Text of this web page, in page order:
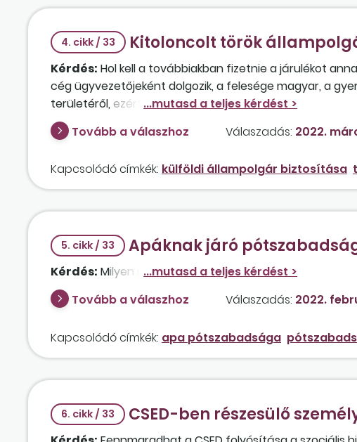
4. cikk / 33 Kitoloncolt török
Kérdés: Hol kell a továbbiakban fizetnie a járulékot
cég ügyvezetőjeként dolgozik, a felesége magyar, a
területéről, ezért Szlovákiába ment, és ott céget
nyugdíjra való jogosultságát? Fizetnie kell továbbra is
Tovább a válaszhoz Válaszadás: 2022.
Kapcsolódó címkék: külföldi állampolgár biztosítása
5. cikk / 33 Apáknak járó
Kérdés: Milyen módon igényelhető vissza az apáknak
Tovább a válaszhoz
Válaszadás: 2022.
Kapcsolódó címkék: apa pótszabadsága
6. cikk / 33 CSED-ben részesülő